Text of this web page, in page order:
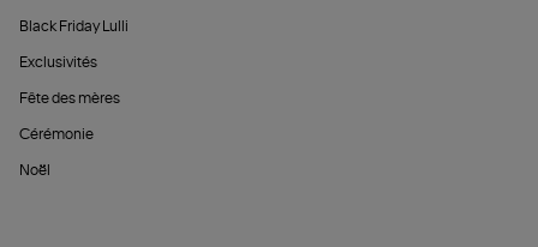
Black Friday Lulli
Exclusivités
Fête des mères
Cérémonie
Noël